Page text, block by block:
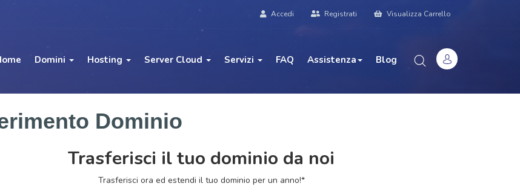
Accedi Registrati Visualizza Carrello
Domini Hosting Server Cloud Servizi FAQ Assistenza Blog
Dominio
Trasferisci il tuo dominio da noi
Trasferisci ora ed estendi il tuo dominio per un anno!*